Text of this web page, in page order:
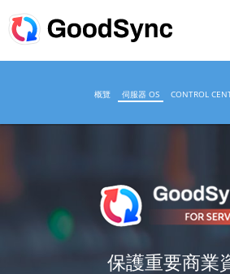
概覽 伺服器 OS CONTROL
保護重要商業